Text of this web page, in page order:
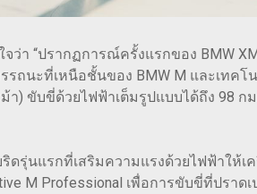
ว่า “ปรากฏการณ์ครั้งแรกของ BMW
ถนะที่เหนือชั้นของ BMW M และเทค
) ขับขี่ด้วยไฟฟ้าเต็มรูปแบบได้ถึง 98 ก
รุ่นแรกที่เสริมความแรงด้วยไฟฟ้าให้
M Professional เพื่อการขับขี่ที่ปราด